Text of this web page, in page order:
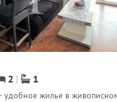
2 1
удобное жилье в